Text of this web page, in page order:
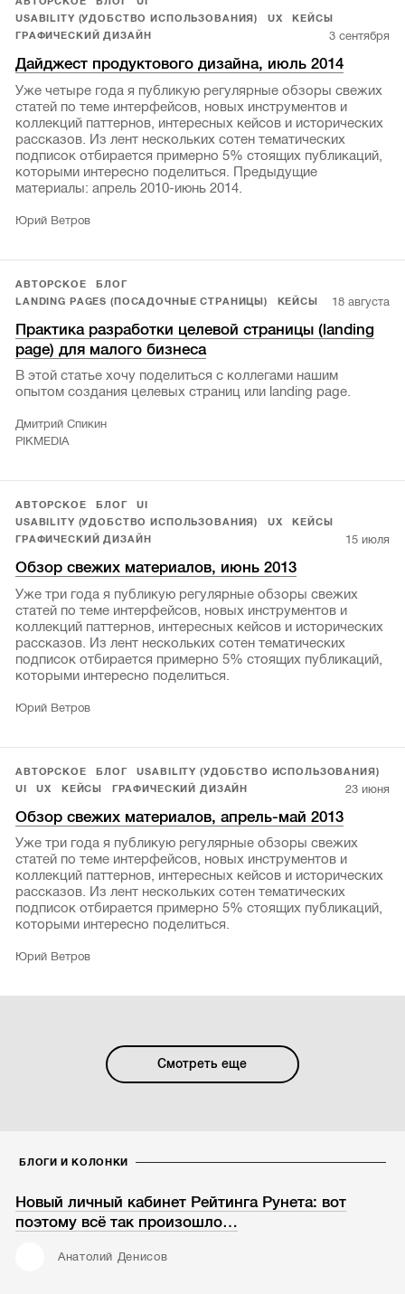
USABILITY (УДОБСТВО ИСПОЛЬЗОВАНИЯ)
UX
КЕЙСЫ
ГРАФИЧЕСКИЙ ДИЗАЙН
3 сентября
Дайджест продуктового дизайна, июль 2014
Уже четыре года я публикую регулярные обзоры свежих
статей по теме интерфейсов, новых инструментов и
коллекций паттернов, интересных кейсов и исторических
рассказов. Из лент нескольких сотен тематических
подписок отбирается примерно 5% стоящих публикаций,
которыми интересно поделиться. Предыдущие
материалы: апрель 2010-июнь 2014.
Юрий Ветров
АВТОРСКОЕ
БЛОГ
LANDING PAGES (ПОСАДОЧНЫЕ СТРАНИЦЫ)
КЕЙСЫ 18 августа
Практика разработки целевой страницы (landing
page) для малого бизнеса
В этой статье хочу поделиться с коллегами нашим
опытом создания целевых страниц или landing page.
Дмитрий Спикин
PIKMEDIA
АВТОРСКОЕ БЛОГ
UI
USABILITY (УДОБСТВО ИСПОЛЬЗОВАНИЯ)
UX
КЕЙСЫ
ГРАФИЧЕСКИЙ ДИЗАЙН
15 июля
Обзор свежих материалов, июнь 2013
Уже три года я публикую регулярные обзоры свежих
статей по теме интерфейсов, новых инструментов и
коллекций паттернов, интересных кейсов и исторических
рассказов. Из лент нескольких сотен тематических
подписок отбирается примерно 5% стоящих публикаций,
которыми интересно поделиться.
Юрий Ветров
АВТОРСКОЕ БЛОГ
USABILITY (УДОБСТВО ИСПОЛЬЗОВАНИЯ)
UI
UX КЕЙСЫ ГРАФИЧЕСКИЙ ДИЗАЙН 23 июня
Обзор свежих материалов, апрель-май 2013
Уже три года я публикую регулярные обзоры свежих
статей по теме интерфейсов, новых инструментов и
коллекций паттернов, интересных кейсов и исторических
рассказов. Из лент нескольких сотен тематических
подписок отбирается примерно 5% стоящих публикаций,
которыми интересно поделиться.
Юрий Ветров
Смотреть еще
БЛОГИ И КОЛОНКИ
Новый личный кабинет Рейтинга Рунета: вот
поэтому всё так произошло…
Анатолий Денисов